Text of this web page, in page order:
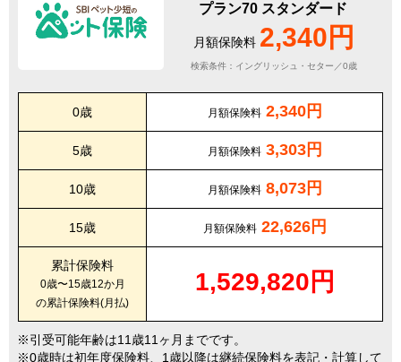
プラン70 スタンダード
月額保険料 2,340円
検索条件：イングリッシュ・セター／0歳
0歳 月額保険料 2,340円
5歳 月額保険料 3,303円
10歳 月額保険料 8,073円
15歳 月額保険料 22,626円
累計保険料
0歳〜15歳12か月
の累計保険料(月払)
1,529,820円
引受可能年齢は11歳11ヶ月までです。
0歳時は初年度保険料、1歳以降は継続保険料を表記・計算して